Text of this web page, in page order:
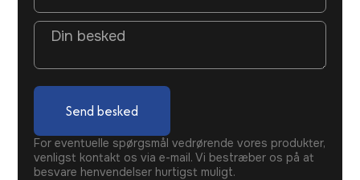
Send besked
For eventuelle spørgsmål vedrørende vores produkter,
venligst kontakt os via e-mail. Vi bestræber os på at
besvare henvendelser hurtigst muligt.